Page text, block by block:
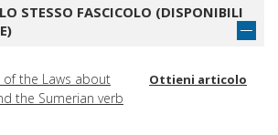
STESSO FASCICOLO (DISPONIBILI
of the Laws about
the Sumerian verb
Ottieni articolo